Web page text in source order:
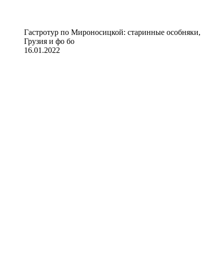
Гастротур по Мироносицкой: старинные особняки,
Грузия и фо бо
16.01.2022